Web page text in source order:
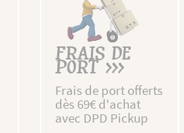
FRAIS DE
PORT >>>
Frais de port offerts
dès 69€ d'achat
avec DPD Pickup